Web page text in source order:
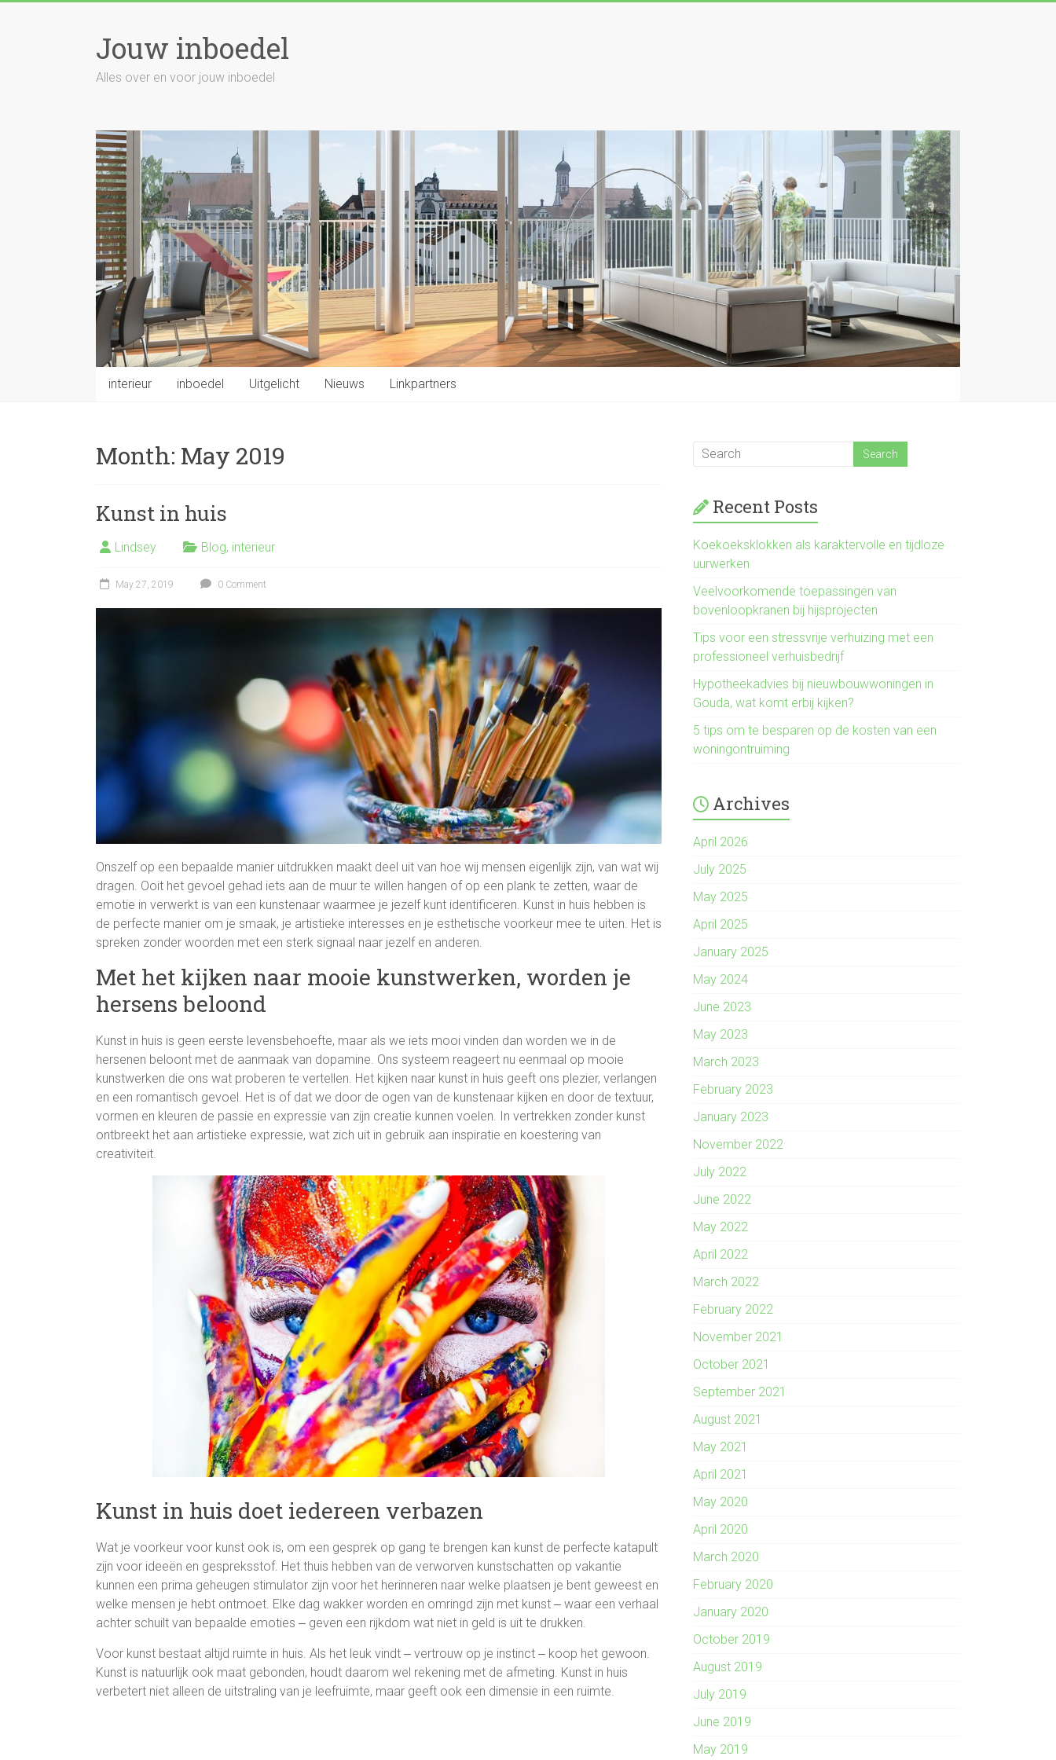
Jouw inboedel
Alles over en voor jouw inboedel
interieur inboedel Uitgelicht Nieuws Linkpartners
Month: May 2019
Kunst in huis
Lindsey Blog, interieur
May 27, 2019 0 Comment
Onszelf op een bepaalde manier uitdrukken maakt deel uit van hoe wij mensen eigenlijk zijn, van wat wij
dragen. Ooit het gevoel gehad iets aan de muur te willen hangen of op een plank te zetten, waar de
emotie in verwerkt is van een kunstenaar waarmee je jezelf kunt identificeren. Kunst in huis hebben is
de perfecte manier om je smaak, je artistieke interesses en je esthetische voorkeur mee te uiten. Het is
spreken zonder woorden met een sterk signaal naar jezelf en anderen.
Met het kijken naar mooie kunstwerken, worden je
hersens beloond
Kunst in huis is geen eerste levensbehoefte, maar als we iets mooi vinden dan worden we in de
hersenen beloont met de aanmaak van dopamine. Ons systeem reageert nu eenmaal op mooie
kunstwerken die ons wat proberen te vertellen. Het kijken naar kunst in huis geeft ons plezier, verlangen
en een romantisch gevoel. Het is of dat we door de ogen van de kunstenaar kijken en door de textuur,
vormen en kleuren de passie en expressie van zijn creatie kunnen voelen. In vertrekken zonder kunst
ontbreekt het aan artistieke expressie, wat zich uit in gebruik aan inspiratie en koestering van
creativiteit.
Kunst in huis doet iedereen verbazen
Wat je voorkeur voor kunst ook is, om een gesprek op gang te brengen kan kunst de perfecte katapult
zijn voor ideeën en gespreksstof. Het thuis hebben van de verworven kunstschatten op vakantie
kunnen een prima geheugen stimulator zijn voor het herinneren naar welke plaatsen je bent geweest en
welke mensen je hebt ontmoet. Elke dag wakker worden en omringd zijn met kunst ‒ waar een verhaal
achter schuilt van bepaalde emoties ‒ geven een rijkdom wat niet in geld is uit te drukken.
Voor kunst bestaat altijd ruimte in huis. Als het leuk vindt ‒ vertrouw op je instinct ‒ koop het gewoon.
Kunst is natuurlijk ook maat gebonden, houdt daarom wel rekening met de afmeting. Kunst in huis
verbetert niet alleen de uitstraling van je leefruimte, maar geeft ook een dimensie in een ruimte.
Recent Posts
Koekoeksklokken als karaktervolle en tijdloze
uurwerken
Veelvoorkomende toepassingen van
bovenloopkranen bij hijsprojecten
Tips voor een stressvrije verhuizing met een
professioneel verhuisbedrijf
Hypotheekadvies bij nieuwbouwwoningen in
Gouda, wat komt erbij kijken?
5 tips om te besparen op de kosten van een
woningontruiming
Archives
April 2026
July 2025
May 2025
April 2025
January 2025
May 2024
June 2023
May 2023
March 2023
February 2023
January 2023
November 2022
July 2022
June 2022
May 2022
April 2022
March 2022
February 2022
November 2021
October 2021
September 2021
August 2021
May 2021
April 2021
May 2020
April 2020
March 2020
February 2020
January 2020
October 2019
August 2019
July 2019
June 2019
May 2019